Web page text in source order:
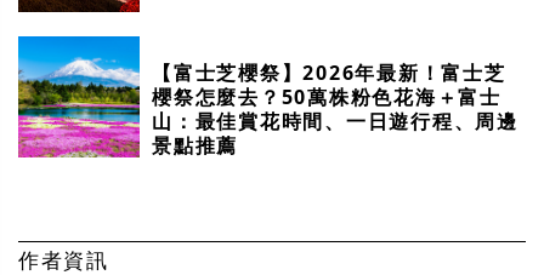
【富士芝櫻祭】2026年最新！富士芝
櫻祭怎麼去？50萬株粉色花海＋富士
山：最佳賞花時間、一日遊行程、周邊
景點推薦
作者資訊